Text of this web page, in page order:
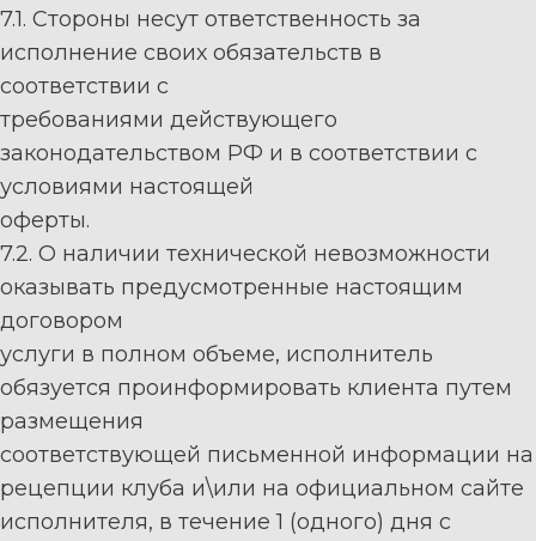
7.1. Стороны несут ответственность за
исполнение своих обязательств в
соответствии с
требованиями действующего
законодательством РФ и в соответствии с
условиями настоящей
оферты.
7.2. О наличии технической невозможности
оказывать предусмотренные настоящим
договором
услуги в полном объеме, исполнитель
обязуется проинформировать клиента путем
размещения
соответствующей письменной информации на
рецепции клуба и\или на официальном сайте
исполнителя, в течение 1 (одного) дня с